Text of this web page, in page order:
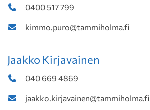
0400 517 799
kimmo.puro@tammiholma.fi
Jaakko Kirjavainen
040 669 4869
jaakko.kirjavainen@tammiholma.fi